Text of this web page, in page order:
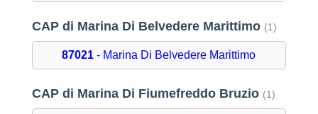
CAP di Marina Di Belvedere Marittimo (1)
87021 - Marina Di Belvedere Marittimo
CAP di Marina Di Fiumefreddo Bruzio (1)